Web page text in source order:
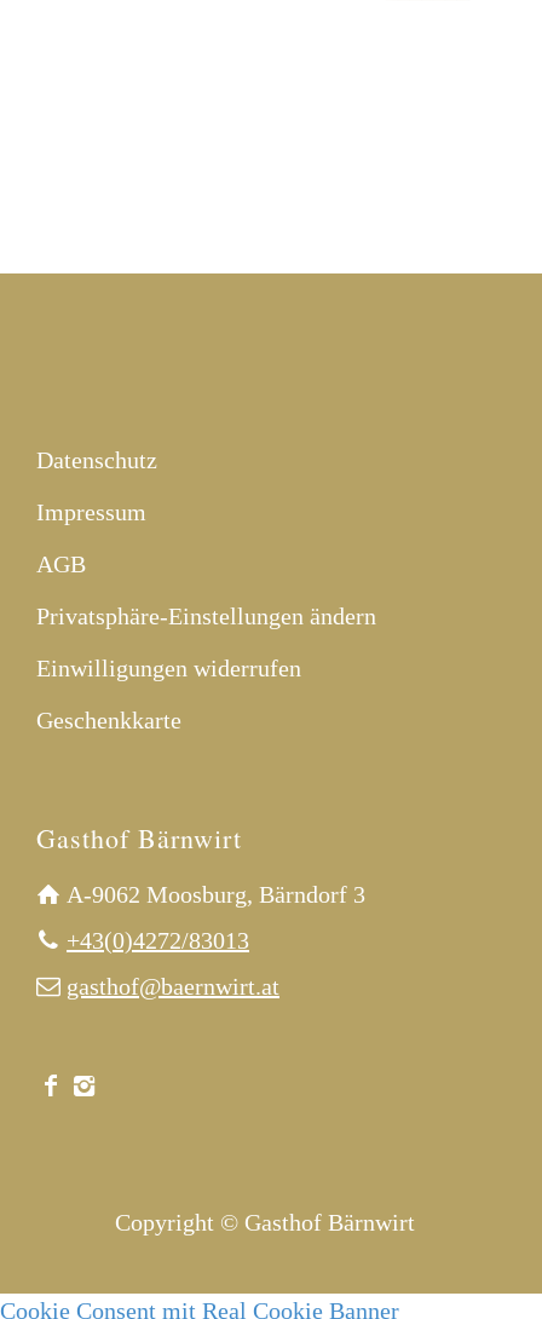
Datenschutz
Impressum
AGB
Privatsphäre-Einstellungen ändern
Einwilligungen widerrufen
Geschenkkarte
Gasthof Bärnwirt
A-9062 Moosburg, Bärndorf 3
+43(0)4272/83013
gasthof@baernwirt.at
Copyright © Gasthof Bärnwirt
Cookie Consent mit Real Cookie Banner